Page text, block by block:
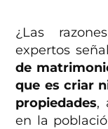
¿Las
expertos
de
que es criar
propiedades,
en la